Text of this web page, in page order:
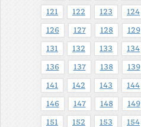
121 122 123 124
126 127 128 129
131 132 133 134
136 137 138 139
141 142 143 144
146 147 148 149
151 152 153 154